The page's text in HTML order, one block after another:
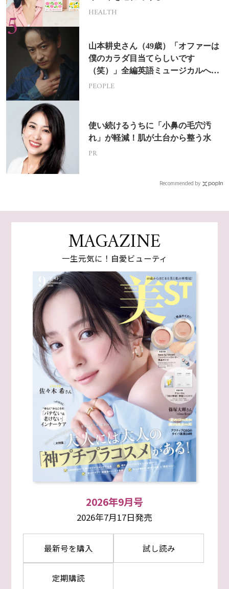
HEALTH
山本耕史さん（49歳）「オファーは
僕のカラダ目当てらしいです
（笑）」全編英語ミュージカルへの
挑戦
PEOPLE
使い続けるうちに「小鼻の毛穴汚
れ」が軽減！肌が土台から整う水
PR
Recommended by
MAGAZINE
一生元気に！自愛ビューティ
2026年9月号
2026年7月17日発売
最新号を購入 試し読み
定期購読